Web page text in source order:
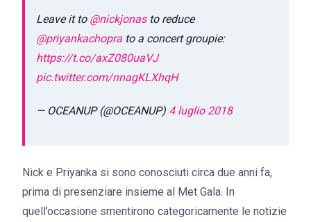
Leave it to @nickjonasto reduce
@priyankachopra to a concert groupie:
https://t.co/axZ080uaVJ
pic.twitter.com/nnagKLXhqH
— OCEANUP (@OCEANUP) 4 luglio 2018
Nick e Priyanka si sono conosciuti circa due anni fa,
prima di presenziare insieme al Met Gala. In
quell’occasione smentirono categoricamente le notizie